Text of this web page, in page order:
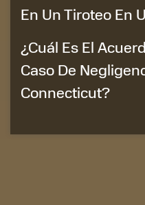
En Un Tiroteo En
¿Cuál Es El
Caso De
Connecticut?